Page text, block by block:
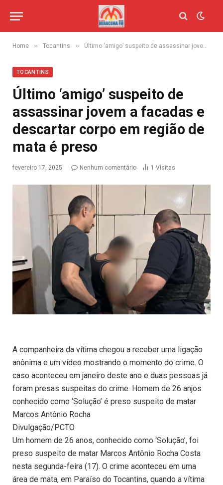
Home » Tocantins » Último ‘amigo’ suspeito de assassinar jovem a facadas e descartar corpo em região de mata é preso
TOCANTINS
Último ‘amigo’ suspeito de
assassinar jovem a facadas e
descartar corpo em região de
mata é preso
fevereiro 17, 2025 Nenhum comentário 1 Visitas
A companheira da vítima chegou a receber uma ligação
anônima e um vídeo mostrando o momento do crime. O
caso aconteceu em janeiro deste ano e duas pessoas já
foram presas suspeitas do crime. Homem de 26 anjos
conhecido como ‘Solução’ é preso suspeito de matar
Marcos Antônio Rocha
Divulgação/PCTO
Um homem de 26 anos, conhecido como ‘Solução’, foi
preso suspeito de matar Marcos Antônio Rocha Costa
nesta segunda-feira (17). O crime aconteceu em uma
área de mata, em Paraíso do Tocantins, quando a vítima